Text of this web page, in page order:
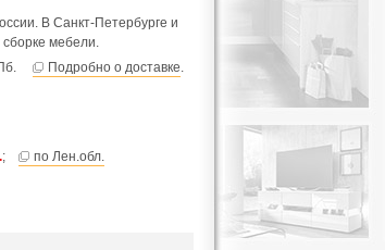
В Санкт-Петербурге и
сборке мебели.
Подробно о доставке.
;
по Лен.обл.